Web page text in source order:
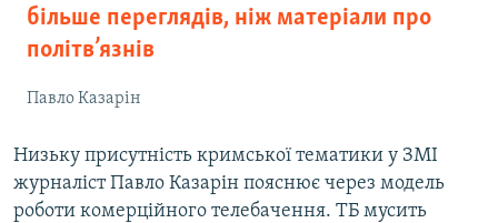
більше переглядів, ніж матеріали про
політв’язнів
Павло Казарін
Низьку присутність кримської тематики у ЗМІ
журналіст Павло Казарін пояснює через модель
роботи комерційного телебачення. ТБ мусить